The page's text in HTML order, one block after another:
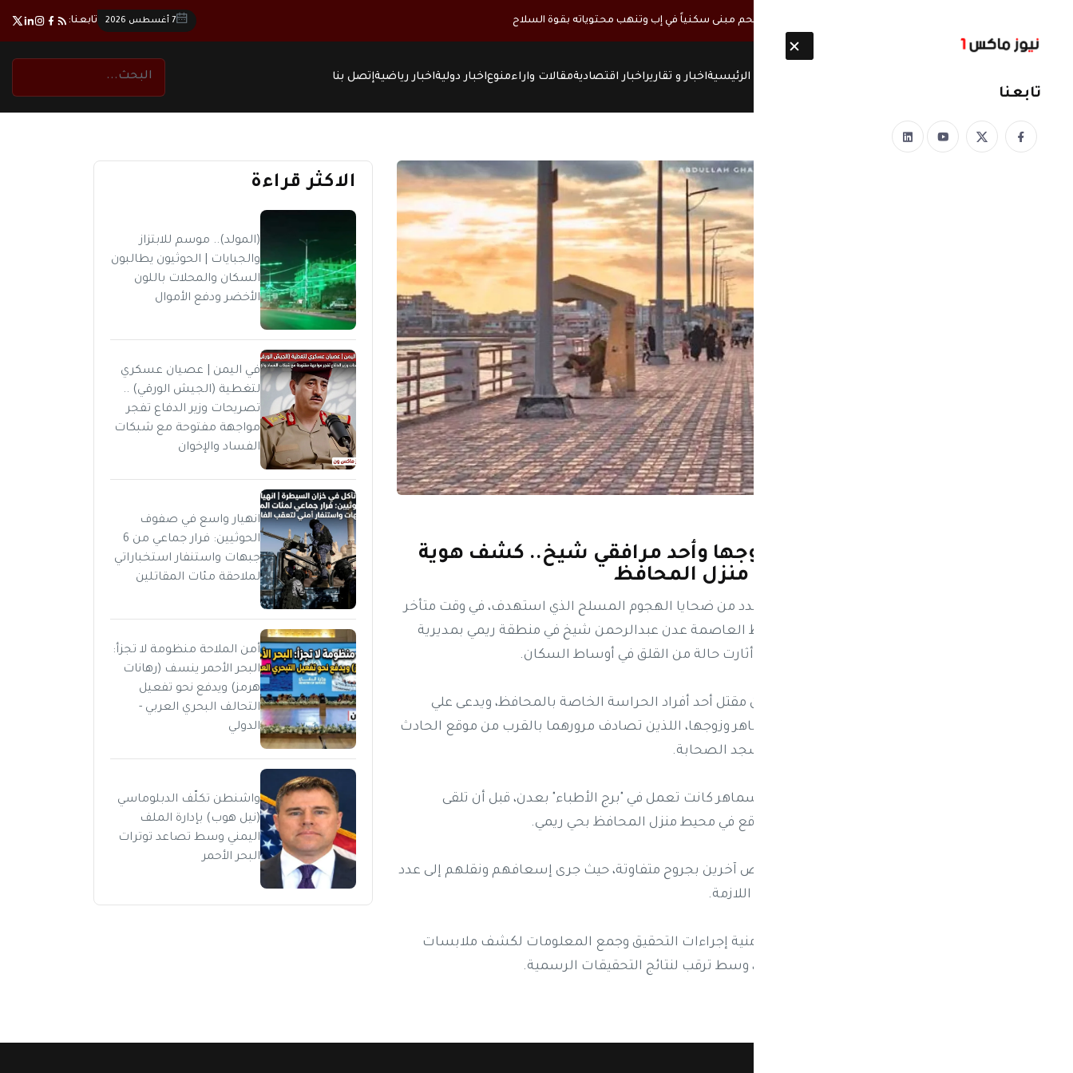
مصحوبة بأطقم مسلحة.. ميليشيا الحوثي تقتحم مبنى سكنياً في إب وتنهب محتوياته بقوة السلاح 7 أغسطس 2026 تابعنا:
الرئيسيةاخبار و تقاريراخبار اقتصاديةمقالات واراءمنوعاخبار دوليةاخبار رياضيةإتصل بنا
تابعنا
في عدن | مقتل طبيبة وزوجها وأحد مرافقي شيخ.. كشف هوية
ضحايا هجوم مسلح قرب منزل المحافظ
عدن : كشفت مصادر خاصة، عن هوية عدد من ضحايا الهجوم المسلح الذي استهدف، في وقت متأخر
من مساء الخميس، محيط منزل محافظ العاصمة عدن عبدالرحمن شيخ في منطقة ريمي بمديرية
المنصورة، مخلفًا قتلى وجرحى في حادثة أثارت حالة من القلق في أوساط السكان.
وقالت المصادر، ان إطلاق النار أسفر عن مقتل أحد أفراد الحراسة الخاصة بالمحافظ، ويدعى علي
البطاني، إلى جانب الطبيبة الدكتورة سماهر وزوجها، اللذين تصادف مرورهما بالقرب من موقع الحادث
أثناء عودتهما من مقر عملهما قرب مسجد الصحابة.
وأوضحت مصادر اعلامية، بأن الدكتورة سماهر كانت تعمل في "برج الأطباء" بعدن، قبل أن تلقى
مصرعها مع زوجها جراء الهجوم الذي وقع في محيط منزل المحافظ بحي ريمي.
كما أدى الحادث إلى إصابة أربعة أشخاص آخرين بجروح متفاوتة، حيث جرى إسعافهم ونقلهم إلى عدد
من المستشفيات لتلقي الرعاية الطبية اللازمة.
وفي أعقاب الهجوم، باشرت الأجهزة الأمنية إجراءات التحقيق وجمع المعلومات لكشف ملابسات
الواقعة وتحديد الجهة المسؤولة عنها، وسط ترقب لنتائج التحقيقات الرسمية.
الاكثر قراءة
(المولد).. موسم للابتزاز
والجبايات | الحوثيون يطالبون
السكان والمحلات باللون
الأخضر ودفع الأموال
في اليمن | عصيان عسكري
لتغطية (الجيش الورقي) ..
تصريحات وزير الدفاع تفجر
مواجهة مفتوحة مع شبكات
الفساد والإخوان
انهيار واسع في صفوف
الحوثيين: فرار جماعي من 6
جبهات واستنفار استخباراتي
لملاحقة مئات المقاتلين
أمن الملاحة منظومة لا تجزأ:
البحر الأحمر ينسف (رهانات
هرمز) ويدفع نحو تفعيل
التحالف البحري العربي -
الدولي
واشنطن تكلّف الدبلوماسي
(نيل هوب) بإدارة الملف
اليمني وسط تصاعد توترات
البحر الأحمر